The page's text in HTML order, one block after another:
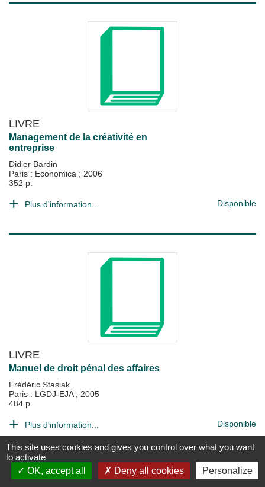
LIVRE
Management de la créativité en
entreprise
Didier Bardin
Paris : Economica ; 2006
352 p.
Plus d'information... Disponible
LIVRE
Manuel de droit pénal des affaires
Frédéric Stasiak
Paris : LGDJ-EJA ; 2005
484 p.
Plus d'information... Disponible
This site uses cookies and gives you control over what you want
to activate
OK, accept all
Deny all cookies Personalize